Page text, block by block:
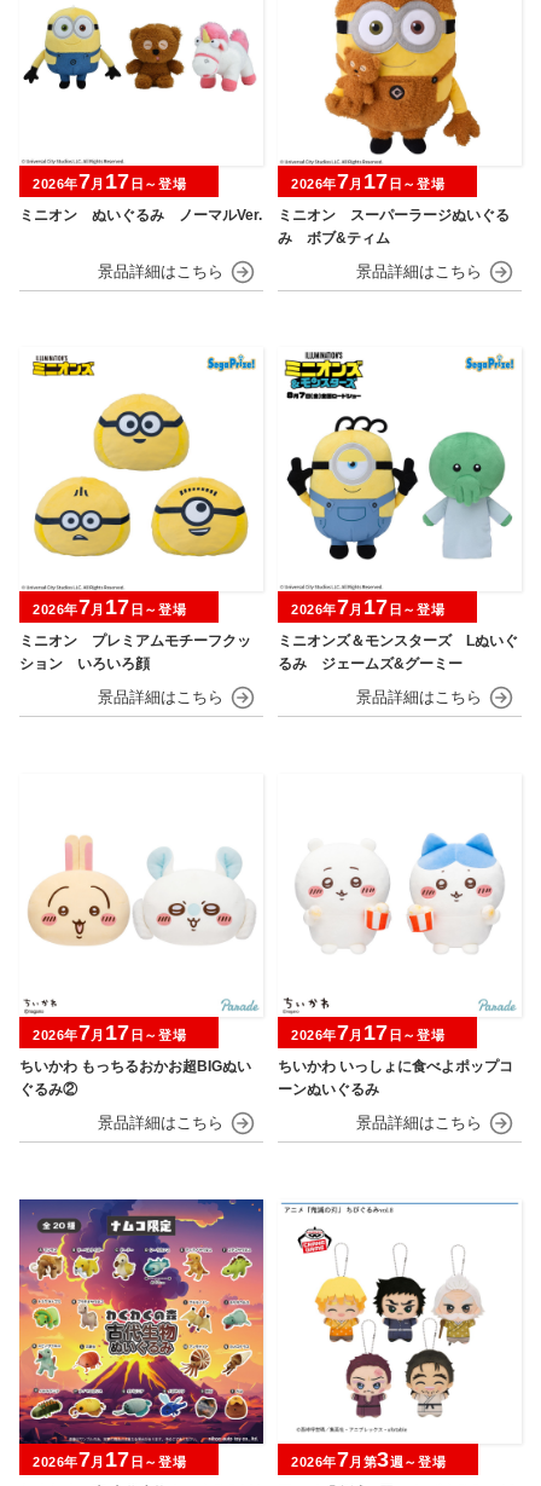
ミニオン ぬいぐるみ ノーマルVer.
2026年7月 17 日～登場
ミニオン スーパーラージぬいぐる
み ボブ&ティム
2026年7月 17 日～登場
ミニオン プレミアムモチーフクッ
ション いろいろ顔
2026年7月 17 日～登場
ミニオンズ＆モンスターズ Lぬいぐ
るみ ジェームズ&グーミー
2026年7月 17 日～登場
ちいかわ もっちるおかお超BIGぬい
ぐるみ②
2026年7月 17 日～登場
ちいかわ いっしょに食べよポップコ
ーンぬいぐるみ
2026年7月 17 日～登場
2026年7月 17 日～登場 2026年7月第3週～登場